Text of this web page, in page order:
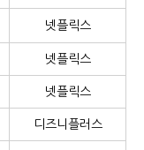
넷플릭스
넷플릭스
넷플릭스
디즈니플러스